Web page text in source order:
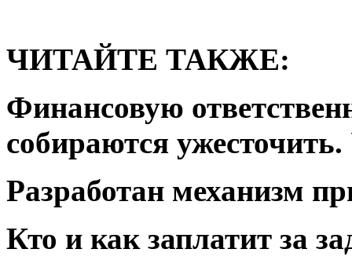
ЧИТАЙТЕ ТАКЖЕ:
Финансовую
собираются
Разработан механизм
Кто и как заплатит за